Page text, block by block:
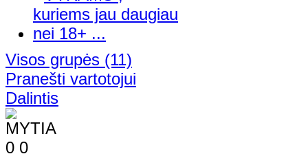
Visos grupės (11)
Pranešti vartotojui
Dalintis
0 0